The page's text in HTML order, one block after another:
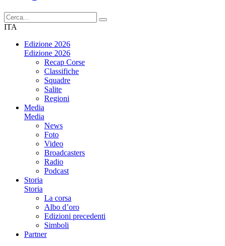
ITA
Edizione 2026
Edizione 2026
Recap Corse
Classifiche
Squadre
Salite
Regioni
Media
Media
News
Foto
Video
Broadcasters
Radio
Podcast
Storia
Storia
La corsa
Albo d’oro
Edizioni precedenti
Simboli
Partner